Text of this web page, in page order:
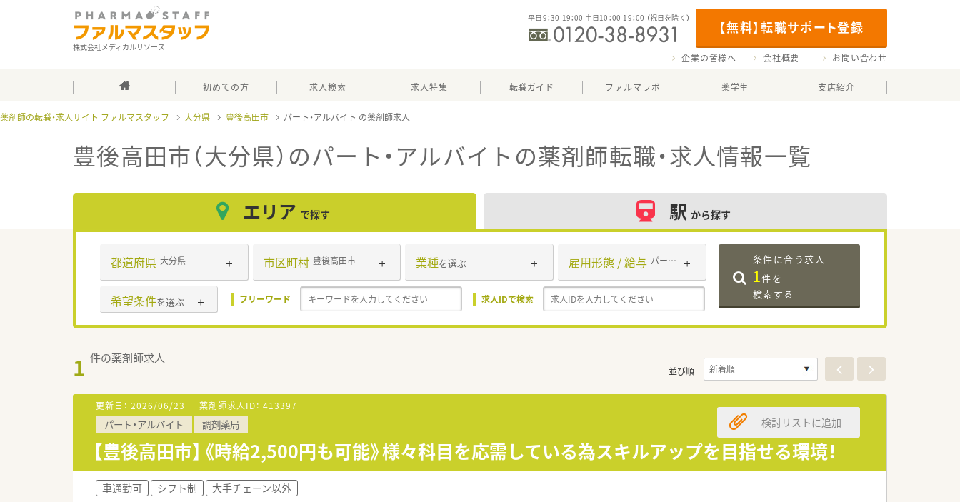
株式会社メディカルリソース
【無料】転職サポート登録
平日9：30-19：00 土日10：00-19：00 （祝日を除く）
企業の皆様へ 会社概要 お問い合わせ
初めての方 求人検索 求人特集 転職ガイド ファルマラボ 薬学生 支店紹介
薬剤師の転職・求人サイト ファルマスタッフ 大分県 豊後高田市 パート・アルバイト
豊後高田市（大分県）のパート・アルバイト の薬剤師転職・求人情報一覧
エリア で探す 駅 から探す
都道府県 大分県 市区町村 豊後高田市 業種を選ぶ 雇用形態 / 給与 パート・アルバイト
希望条件を選ぶ フリーワード 求人IDで検索
条件に合う求人
1件を
検索する
1 件の薬剤師求人
並び順
更新日： 2026/06/23 薬剤師求人ID： 413397
パート・アルバイト 調剤薬局
【豊後高田市】《時給2,500円も可能》様々科目を応需している為スキルアップを目指せる環境！
検討リストに追加
車通勤可 シフト制 大手チェーン以外